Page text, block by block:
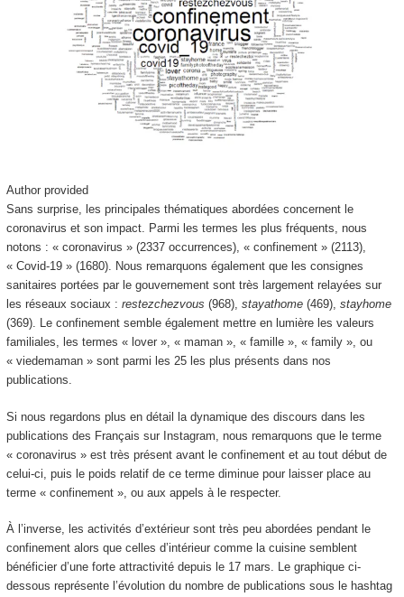
Author provided
Sans surprise, les principales thématiques abordées concernent le
coronavirus et son impact. Parmi les termes les plus fréquents, nous
notons : « coronavirus » (2337 occurrences), « confinement » (2113),
« Covid-19 » (1680). Nous remarquons également que les consignes
sanitaires portées par le gouvernement sont très largement relayées sur
les réseaux sociaux : restezchezvous (968), stayathome(469), stayhome
(369). Le confinement semble également mettre en lumière les valeurs
familiales, les termes « lover », « maman », « famille », « family », ou
« viedemaman » sont parmi les 25 les plus présents dans nos
publications.
Si nous regardons plus en détail la dynamique des discours dans les
publications des Français sur Instagram, nous remarquons que le terme
« coronavirus » est très présent avant le confinement et au tout début de
celui-ci, puis le poids relatif de ce terme diminue pour laisser place au
terme « confinement », ou aux appels à le respecter.
À l’inverse, les activités d’extérieur sont très peu abordées pendant le
confinement alors que celles d’intérieur comme la cuisine semblent
bénéficier d’une forte attractivité depuis le 17 mars. Le graphique ci-
dessous représente l’évolution du nombre de publications sous le hashtag